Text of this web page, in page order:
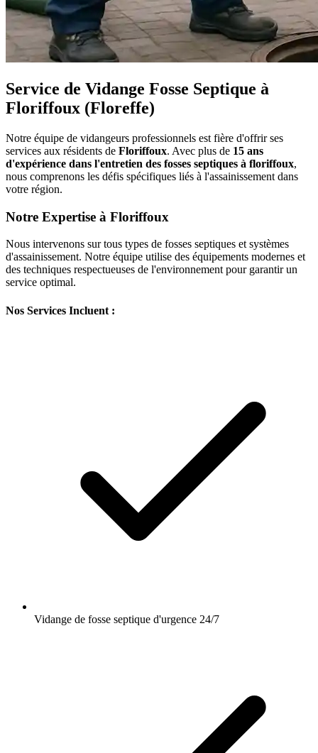
Service de Vidange Fosse Septique à
Floriffoux (Floreffe)
Notre équipe de vidangeurs professionnels est fière d'offrir ses
services aux résidents de Floriffoux. Avec plus de 15 ans
d'expérience dans l'entretien des fosses septiques à floriffoux,
nous comprenons les défis spécifiques liés à l'assainissement dans
votre région.
Notre Expertise à Floriffoux
Nous intervenons sur tous types de fosses septiques et systèmes
d'assainissement. Notre équipe utilise des équipements modernes et
des techniques respectueuses de l'environnement pour garantir un
service optimal.
Nos Services Incluent :
Vidange de fosse septique d'urgence 24/7